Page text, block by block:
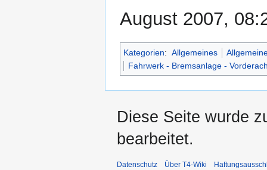
August 2007,
Kategorien: Allgemeines
Fahrwerk - Bremsanlage -
Diese Seite wurde
bearbeitet.
Datenschutz Über T4-Wiki